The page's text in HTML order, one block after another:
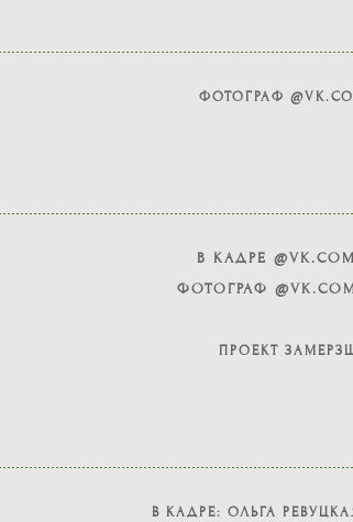
ФОТОГРАФ
В КАДРЕ
ФОТОГРАФ
ПРОЕКТ
В КАДРЕ: ОЛЬГА